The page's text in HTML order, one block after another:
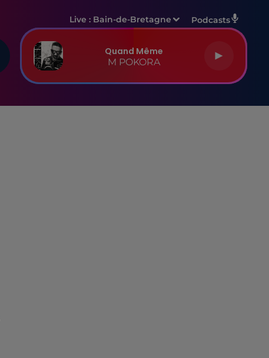
Live : Bain-de-Bretagne Podcasts
Quand Même
M POKORA